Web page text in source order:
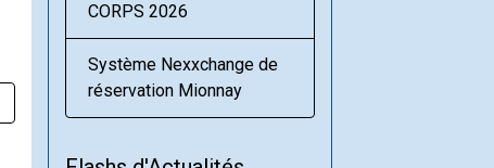
CORPS 2026
Système Nexxchange de
réservation Mionnay